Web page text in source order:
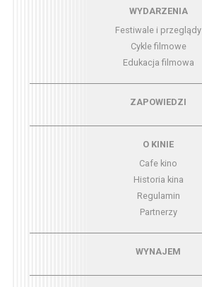
Menu - wydarzeniaWYDARZENIA
Festiwale i przeglądy
Cykle filmowe
Edukacja filmowa
Menu - zapowiedziZAPOWIEDZI
O KINIE
Cafe kino
Historia kina
Regulamin
Partnerzy
Menu - wynajemWYNAJEM